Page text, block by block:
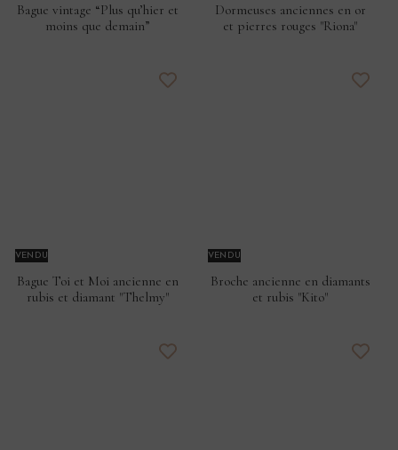
Bague vintage “Plus qu’hier et
moins que demain”
Dormeuses anciennes en or
et pierres rouges "Riona"
VENDU
Bague Toi et Moi ancienne en
rubis et diamant "Thelmy"
VENDU
Broche ancienne en diamants
et rubis "Kito"